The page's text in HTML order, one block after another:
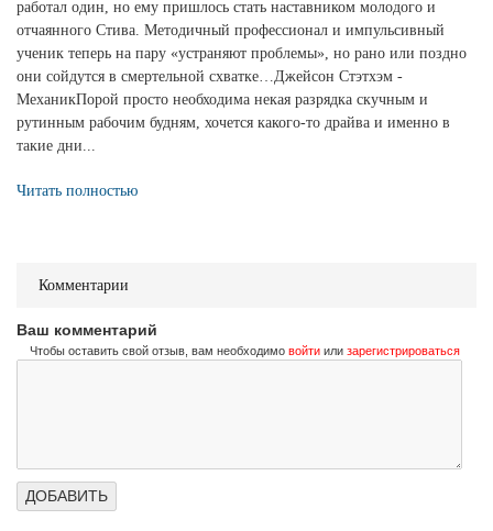
работал один, но ему пришлось стать наставником молодого и
отчаянного Стива. Методичный профессионал и импульсивный
ученик теперь на пару «устраняют проблемы», но рано или поздно
они сойдутся в смертельной схватке…Джейсон Стэтхэм -
МеханикПорой просто необходима некая разрядка скучным и
рутинным рабочим будням, хочется какого-то драйва и именно в
такие дни...
Читать полностью
Комментарии
Ваш комментарий
Чтобы оставить свой отзыв, вам необходимо войти или зарегистрироваться